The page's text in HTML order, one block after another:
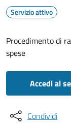
Servizio attivo
Procedimento di
spese
Accedi al
Condividi